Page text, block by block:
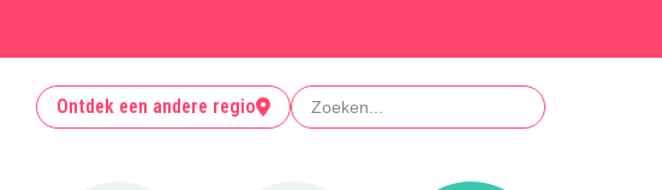
Ontdek een andere regio Zoeken